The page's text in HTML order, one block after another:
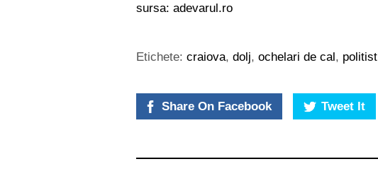
sursa: adevarul.ro
Etichete: craiova, dolj, ochelari de cal, politist
Share On Facebook Tweet It